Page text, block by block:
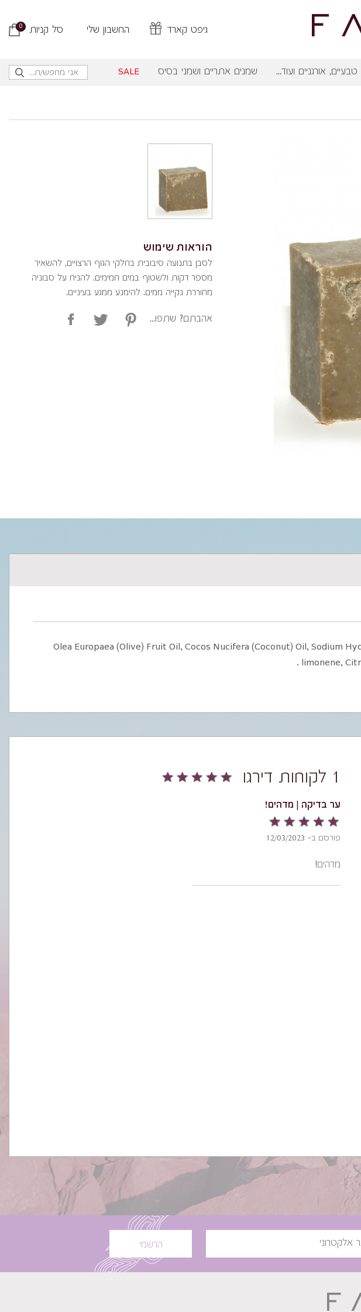
סל קניות 0 החשבון שלי גיפט קארד
אורגניים ועוד... שמנים אתריים ושמני בסיס SALE
הוראות שימוש
לסבן בתנועה סיבובית בחלקי הגוף הרצויים, להשאיר
מספר דקות ולשטוף במים חמימים. להניח על סבוניה
מחוררת נקייה ממים. להימנע ממגע בעיניים.
אהבתם? שתפו...
Olea Europaea (Olive) Fruit Oil, Cocos Nucifera (Coconut) Oil, Sodium
limonene,
1 לקוחות דירגו
ער בדיקה | מדהים!
פורסם ב- 12/03/2023
מדהים!
הרשמי